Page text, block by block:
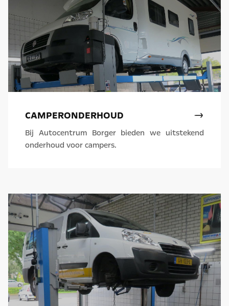
CAMPERONDERHOUD
Bij Autocentrum Borger bieden we uitstekend
onderhoud voor campers.